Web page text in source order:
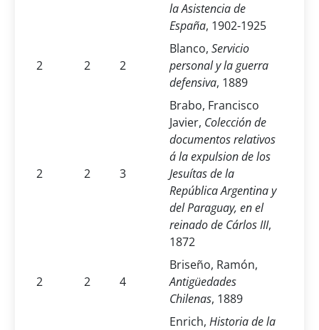
la Asistencia de
España, 1902-1925
2 2 2
Blanco, Servicio
personal y la guerra
defensiva, 1889
2 2 3
Brabo, Francisco
Javier, Colección de
documentos relativos
á la expulsion de los
Jesuítas de la
República Argentina y
del Paraguay, en el
reinado de Cárlos III,
1872
2 2 4
Briseño, Ramón,
Antigüedades
Chilenas, 1889
Enrich, Historia de la